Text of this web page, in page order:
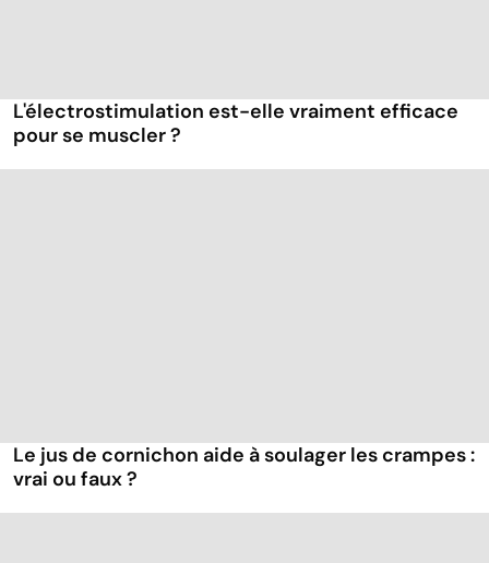
L'électrostimulation est-elle vraiment efficace
pour se muscler ?
Le jus de cornichon aide à soulager les crampes :
vrai ou faux ?